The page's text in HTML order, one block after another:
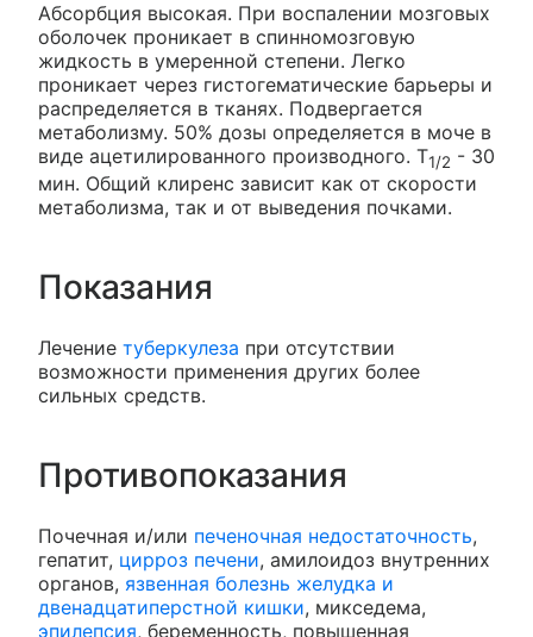
Абсорбция высокая. При воспалении мозговых
оболочек проникает в спинномозговую
жидкость в умеренной степени. Легко
проникает через гистогематические барьеры и
распределяется в тканях. Подвергается
метаболизму. 50% дозы определяется в моче в
виде ацетилированного производного. T1/2 - 30
мин. Общий клиренс зависит как от скорости
метаболизма, так и от выведения почками.
Показания
Лечение туберкулеза при отсутствии
возможности применения других более
сильных средств.
Противопоказания
Почечная и/или печеночная недостаточность,
гепатит, цирроз печени, амилоидоз внутренних
органов, язвенная болезнь желудка и
двенадцатиперстной кишки, микседема,
эпилепсия, беременность, повышенная